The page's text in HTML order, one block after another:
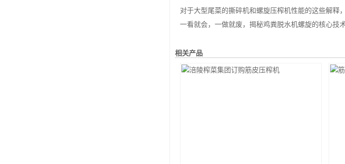
对于大型尾菜的撕碎机和螺旋压榨机性能的这些解释，真是******到家了！...
一看就会，一做就废，揭秘鸡粪脱水机螺旋的核心技术
相关产品